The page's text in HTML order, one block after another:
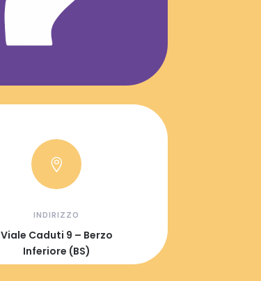

INDIRIZZO
Viale Caduti 9 – Berzo
Inferiore (BS)